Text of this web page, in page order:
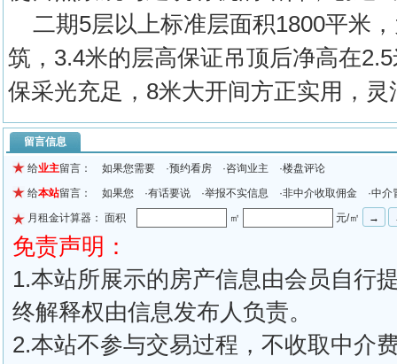
二期5层以上标准层面积1800平米
筑，3.4米的层高保证吊顶后净高在
保采光充足，8米大开间方正实用，灵
留言信息
给业主留言： 如果您需要 ·预约看房 ·咨询业主 ·楼盘评论
给本站留言： 如果您 ·有话要说 ·举报不实信息 ·非中介收取佣金 ·中介
月租金计算器： 面积
㎡ 元/㎡
免责声明：
1.本站所展示的房产信息由会员自行
终解释权由信息发布人负责。
2.本站不参与交易过程，不收取中介